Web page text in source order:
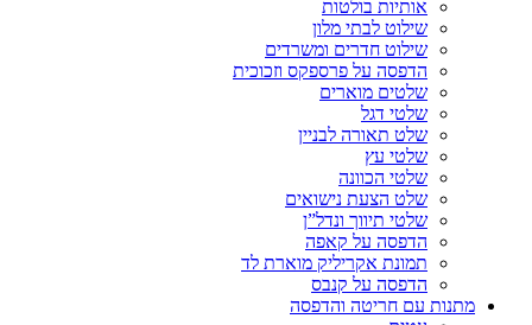
אותיות בולטות
שילוט לבתי מלון
שילוט חדרים ומשרדים
הדפסה על פרספקס וזכוכית
שלטים מוארים
שלטי דגל
שלט תאורה לבניין
שלטי עץ
שלטי הכוונה
שלט הצעת נישואים
שלטי תיווך ונדל”ן
הדפסה על קאפה
תמונת אקריליק מוארת לד
הדפסה על קנבס
מתנות עם חריטה והדפסה